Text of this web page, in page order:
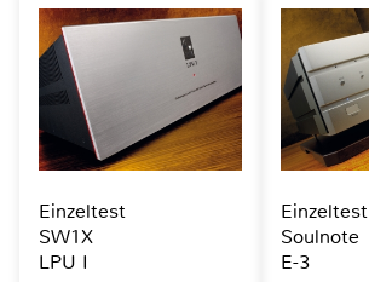
Einzeltest
SW1X
LPU I
Einzeltest
Soulnote
E-3